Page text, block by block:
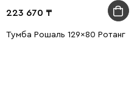
223 670
Тумба Рошаль 129x80 Ротанг